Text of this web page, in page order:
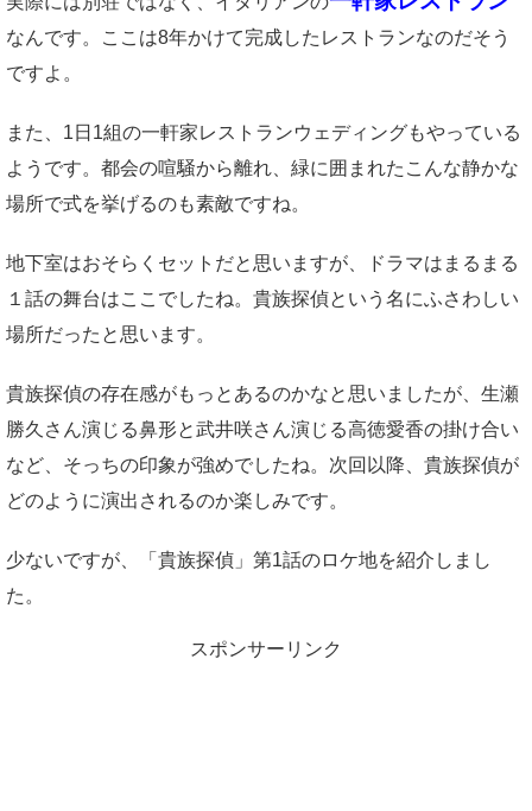
なんです。ここは8年かけて完成したレストランなのだそう
ですよ。
また、1日1組の一軒家レストランウェディングもやっている
ようです。都会の喧騒から離れ、緑に囲まれたこんな静かな
場所で式を挙げるのも素敵ですね。
地下室はおそらくセットだと思いますが、ドラマはまるまる
１話の舞台はここでしたね。貴族探偵という名にふさわしい
場所だったと思います。
貴族探偵の存在感がもっとあるのかなと思いましたが、生瀬
勝久さん演じる鼻形と武井咲さん演じる高徳愛香の掛け合い
など、そっちの印象が強めでしたね。次回以降、貴族探偵が
どのように演出されるのか楽しみです。
少ないですが、「貴族探偵」第1話のロケ地を紹介しまし
た。
スポンサーリンク